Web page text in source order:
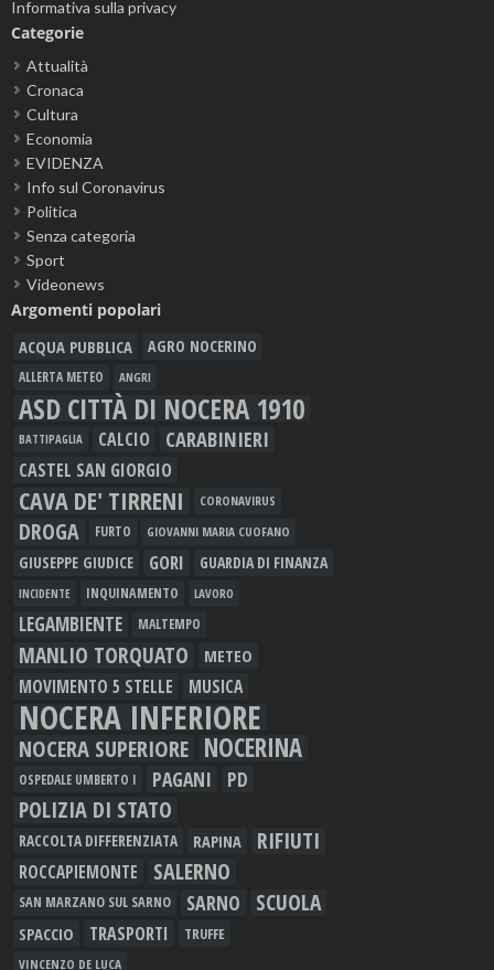
Informativa sulla privacy
Categorie
Attualità
Cronaca
Cultura
Economia
EVIDENZA
Info sul Coronavirus
Politica
Senza categoria
Sport
Videonews
Argomenti popolari
ACQUA PUBBLICA AGRO NOCERINO
ALLERTA METEO ANGRI
ASD CITTÀ DI NOCERA 1910
BATTIPAGLIA CALCIO CARABINIERI
CASTEL SAN GIORGIO
CAVA DE' TIRRENI CORONAVIRUS
DROGA FURTO GIOVANNI MARIA CUOFANO
GIUSEPPE GIUDICE GORI GUARDIA DI FINANZA
INCIDENTE INQUINAMENTO LAVORO
LEGAMBIENTE MALTEMPO
MANLIO TORQUATO METEO
MOVIMENTO 5 STELLE MUSICA
NOCERA INFERIORE
NOCERA SUPERIORE NOCERINA
OSPEDALE UMBERTO I PAGANI PD
POLIZIA DI STATO
RACCOLTA DIFFERENZIATA RAPINA RIFIUTI
ROCCAPIEMONTE SALERNO
SAN MARZANO SUL SARNO SARNO SCUOLA
SPACCIO TRASPORTI TRUFFE
VINCENZO DE LUCA